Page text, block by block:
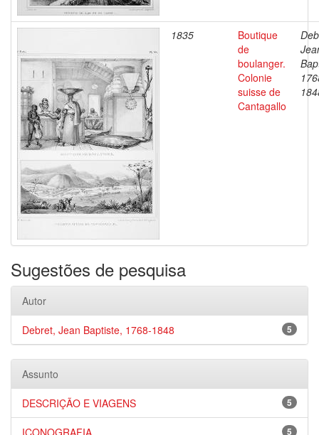
1835
Boutique
de
boulanger.
Colonie
suisse de
Cantagallo
Sugestões de pesquisa
Autor
5
Debret, Jean Baptiste, 1768-1848
Assunto
5
DESCRIÇÃO E VIAGENS
5
ICONOGRAFIA